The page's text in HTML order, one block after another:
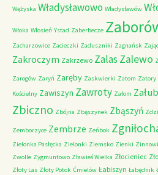
Wężyska Władysławowo Władysławów
Włoka Włosień Ystad Zaberbecze
Zacharzowice Zacieczki Zaduszniki Zagnańsk
Zakroczym Zakrzewo ZalasZalewo
Zarogów Zaryń Zaręby Zaskwierki Zatom Zatory
Kościelny Zawiszyn Zawroty Załom
Zbiczno Zbójna Zbąszynek Zbąszyń
Zemborzyce Zembrze Zeńbok
Zielonka Pasłęcka Zielonki Ziemsko Zienki
Zwolle Zygmuntowo Zławieś Wielka Złocieniec
Złoty Las Złoty Potok Ćmielów Łabiszyn Łabędnik